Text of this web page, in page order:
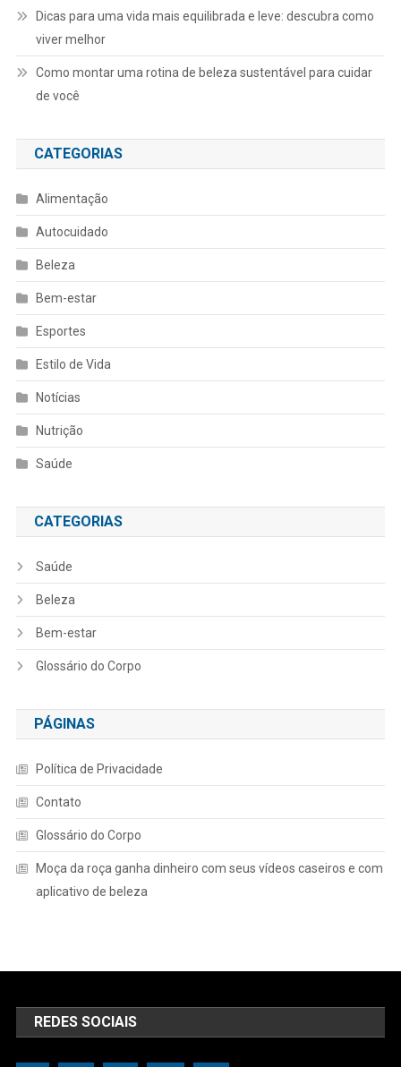
Dicas para uma vida mais equilibrada e leve: descubra como
viver melhor
Como montar uma rotina de beleza sustentável para cuidar
de você
CATEGORIAS
Alimentação
Autocuidado
Beleza
Bem-estar
Esportes
Estilo de Vida
Notícias
Nutrição
Saúde
CATEGORIAS
Saúde
Beleza
Bem-estar
Glossário do Corpo
PÁGINAS
Política de Privacidade
Contato
Glossário do Corpo
Moça da roça ganha dinheiro com seus vídeos caseiros e com
aplicativo de beleza
REDES SOCIAIS